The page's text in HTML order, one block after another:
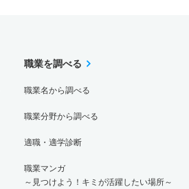
職業を調べる
職業名から調べる
職業分野から調べる
適職・適学診断
職業マンガ
～見つけよう！キミが活躍したい場所～